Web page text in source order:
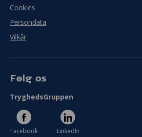
I meget ringe grad
Se hele evaluering
Cookies
Persondata
Vilkår
Følg os
TryghedsGruppen
Facebook LinkedIn